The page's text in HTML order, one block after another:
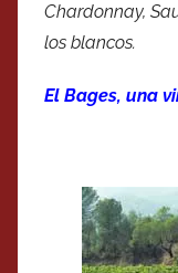
Chardonnay,
los blancos.
El Bages, una